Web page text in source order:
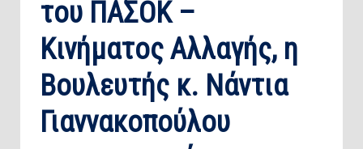
του ΠΑΣΟΚ –
Κινήματος Αλλαγής, η
Βουλευτής κ. Νάντια
Γιαννακοπούλου